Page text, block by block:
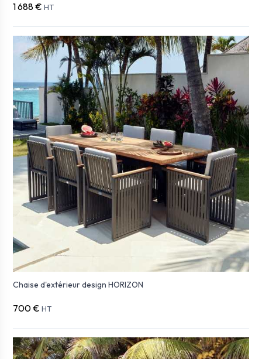
1 688 € HT
Chaise d'extérieur design HORIZON
700 € HT